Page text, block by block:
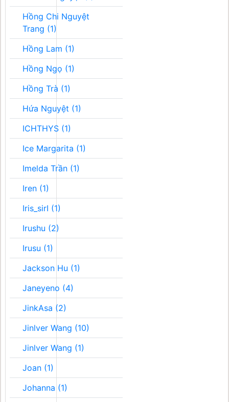
Hồng Chi Nguyệt
Trang (1)
Hồng Lam (1)
Hồng Ngọ (1)
Hồng Trà (1)
Hứa Nguyệt (1)
ICHTHYS (1)
Ice Margarita (1)
Imelda Trần (1)
Iren (1)
Iris_sirI (1)
Irushu (2)
Irusu (1)
Jackson Hu (1)
Janeyeno (4)
JinkAsa (2)
Jinlver Wang (10)
Jinlver Wang (1)
Joan (1)
Johanna (1)